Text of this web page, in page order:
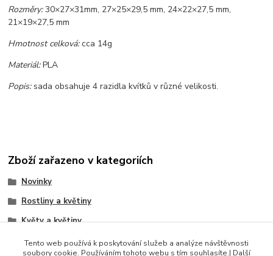
Rozměry:30×27×31mm, 27×25×29,5 mm, 24×22×27,5 mm,
21×19×27,5 mm
Hmotnost celková:cca 14g
Materiál:PLA
Popis: sada obsahuje 4 razidla kvítků v různé velikosti.
Zboží zařazeno v kategoriích
Novinky
Rostliny a květiny
Květy a květiny
Sady razidel
Tento web používá k poskytování služeb a analýze návštěvnosti
soubory cookie. Používáním tohoto webu s tím souhlasíte.| Další